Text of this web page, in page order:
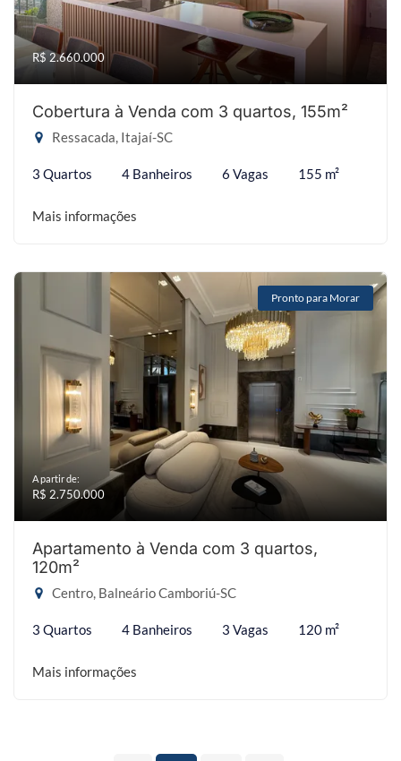
R$ 2.660.000
Cobertura à Venda com 3 quartos, 155m²
Ressacada, Itajaí-SC
3 Quartos 4 Banheiros 6 Vagas 155 m²
Mais informações
Pronto para Morar
A partir de:
R$ 2.750.000
Apartamento à Venda com 3 quartos,
120m²
Centro, Balneário Camboriú-SC
3 Quartos 4 Banheiros 3 Vagas 120 m²
Mais informações